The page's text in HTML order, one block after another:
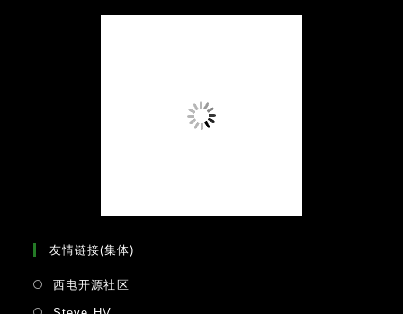
友情链接(集体)